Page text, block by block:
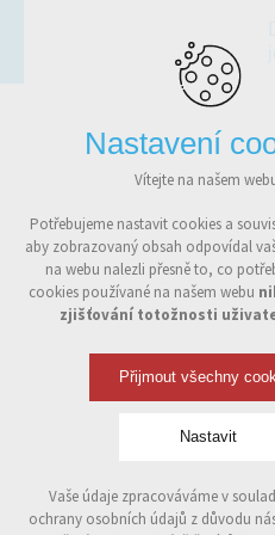
Nastavení
Vítejte na našem
Potřebujeme nastavit cookies a
aby zobrazovaný obsah odpovídal
na webu nalezli přesně to, co
cookies používané na našem webu
zjišťování totožnosti
Přijmout všechny
Nastavit
Technická cookies
Vaše údaje zpracováváme v
ochrany osobních údajů z důvodu